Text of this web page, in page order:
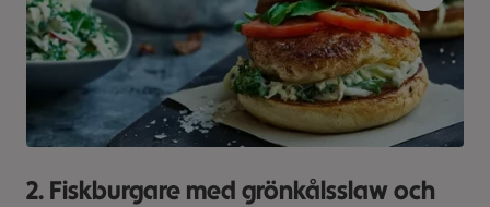
2. Fiskburgare med grönkålsslaw och